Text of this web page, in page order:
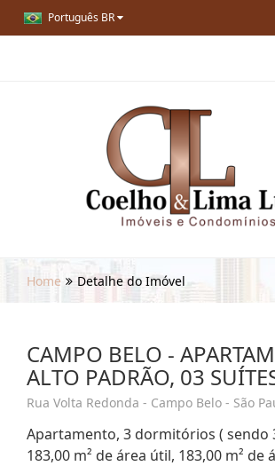
Português BR
Home Detalhe do Imóvel
CAMPO BELO -
ALTO PADRÃO, 03
Rua Volta Redonda - Campo Belo - São
Apartamento, 3 dormitórios ( sendo
183,00 m² de área útil, 183,00 m² de